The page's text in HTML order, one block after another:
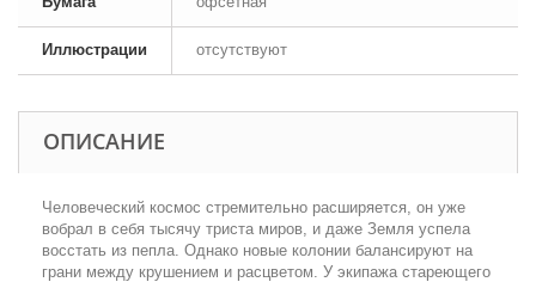
Иллюстрации отсутствуют
ОПИСАНИЕ
Человеческий космос стремительно расширяется, он уже
вобрал в себя тысячу триста миров, и даже Земля успела
восстать из пепла. Однако новые колонии балансируют на
грани между крушением и расцветом. У экипажа стареющего